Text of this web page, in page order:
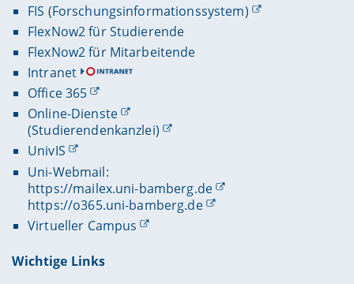
FIS (Forschungsinformationssystem)
FlexNow2 für Studierende
FlexNow2 für Mitarbeitende
Intranet
Office 365
Online-Dienste
(Studierendenkanzlei)
UnivIS
Uni-Webmail:
https://mailex.uni-bamberg.de
https://o365.uni-bamberg.de
Virtueller Campus
Wichtige Links